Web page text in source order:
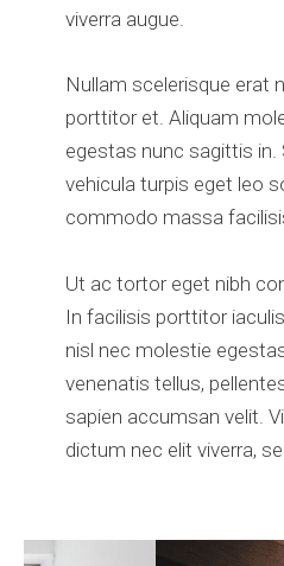
viverra augue.
Nullam scelerisque erat
porttitor et. Aliquam
egestas nunc sagittis in.
vehicula turpis eget leo
commodo massa
Ut ac tortor eget nibh
In facilisis porttitor
nisl nec molestie
venenatis tellus,
sapien accumsan velit.
dictum nec elit viverra,